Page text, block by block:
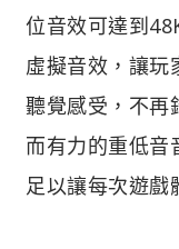
位音效可達到
虛擬音效，讓玩
聽覺感受，不再
而有力的重低音
足以讓每次遊戲